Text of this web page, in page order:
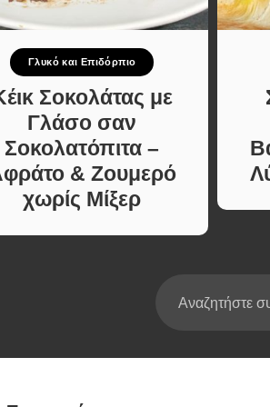
Σούπες
Συνταγές
Γλυκό και Επιδόρπιο
Σοκολάτας με
Γλάσο σαν
Σοκολατόπιτα –
& Ζουμερό
χωρίς Μίξερ